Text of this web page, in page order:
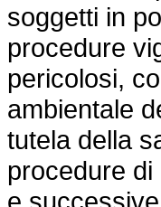
soggetti in
procedure
pericolosi,
ambientale
tutela della
procedure